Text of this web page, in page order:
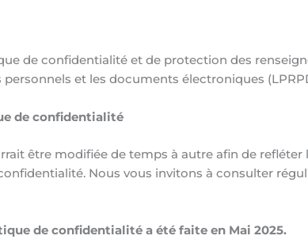
de confidentialité et de protection des
et les documents électroniques
de confidentialité
être modifiée de temps à autre afin de refléter
Nous vous invitons à consulter
de confidentialité a été faite en Mai 2025.